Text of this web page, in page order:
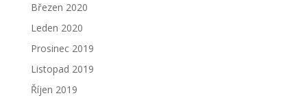
Březen 2020
Leden 2020
Prosinec 2019
Listopad 2019
Říjen 2019